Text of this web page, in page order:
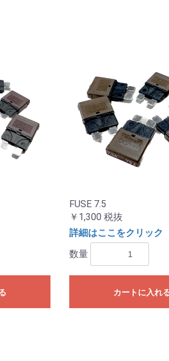
FUSE 7.5
￥1,300 税抜
詳細はここをクリック
数量
カートに入れ